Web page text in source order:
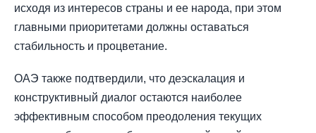
исходя из интересов страны и ее народа, при этом
главными приоритетами должны оставаться
стабильность и процветание.
ОАЭ также подтвердили, что деэскалация и
конструктивный диалог остаются наиболее
эффективным способом преодоления текущих